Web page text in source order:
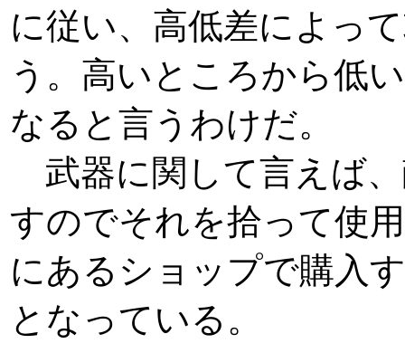
に従い、高低差によっ
う。高いところから低
なると言うわけだ。
武器に関して言えば
すのでそれを拾って使
にあるショップで購入
となっている。